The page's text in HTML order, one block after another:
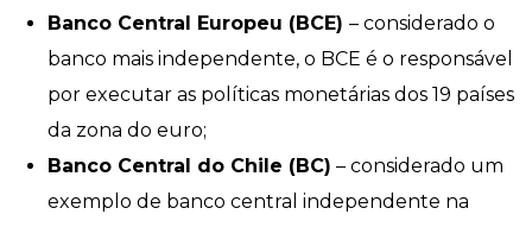
Banco Central Europeu (BCE) – considerado o
banco mais independente, o BCE é o responsável
por executar as políticas monetárias dos 19 países
da zona do euro;
Banco Central do Chile (BC) – considerado um
exemplo de banco central independente na